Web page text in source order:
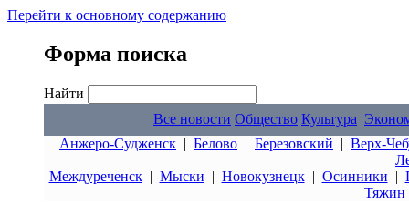
Перейти к основному содержанию
Форма поиска
Найти
Все новости Общество Культура
Анжеро-Судженск | Белово | Березовский | Верх-
Междуреченск| Мыски | Новокузнецк| Осинники |
Тяжин